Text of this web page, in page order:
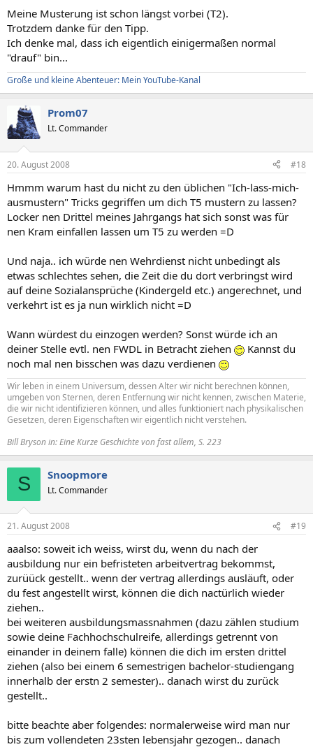
Meine Musterung ist schon längst vorbei (T2).
Trotzdem danke für den Tipp.
Ich denke mal, dass ich eigentlich einigermaßen normal
"drauf" bin...
Große und kleine Abenteuer: Mein YouTube-Kanal
Prom07
Lt. Commander
20. August 2008 #18
Hmmm warum hast du nicht zu den üblichen "Ich-lass-mich-
ausmustern" Tricks gegriffen um dich T5 mustern zu lassen?
Locker nen Drittel meines Jahrgangs hat sich sonst was für
nen Kram einfallen lassen um T5 zu werden =D
Und naja.. ich würde nen Wehrdienst nicht unbedingt als
etwas schlechtes sehen, die Zeit die du dort verbringst wird
auf deine Sozialansprüche (Kindergeld etc.) angerechnet, und
verkehrt ist es ja nun wirklich nicht =D
Wann würdest du einzogen werden? Sonst würde ich an
deiner Stelle evtl. nen FWDL in Betracht ziehen
Kannst du
noch mal nen bisschen was dazu verdienen
Wir leben in einem Universum, dessen Alter wir nicht berechnen können,
umgeben von Sternen, deren Entfernung wir nicht kennen, zwischen Materie,
die wir nicht identifizieren können, und alles funktioniert nach physikalischen
Gesetzen, deren Eigenschaften wir eigentlich nicht verstehen.
Bill Bryson in: Eine Kurze Geschichte von fast allem, S. 223
S Snoopmore
Lt. Commander
21. August 2008 #19
aaalso: soweit ich weiss, wirst du, wenn du nach der
ausbildung nur ein befristeten arbeitvertrag bekommst,
zurüück gestellt.. wenn der vertrag allerdings ausläuft, oder
du fest angestellt wirst, können die dich nactürlich wieder
ziehen..
bei weiteren ausbildungsmassnahmen (dazu zählen studium
sowie deine Fachhochschulreife, allerdings getrennt von
einander in deinem falle) können die dich im ersten drittel
ziehen (also bei einem 6 semestrigen bachelor-studiengang
innerhalb der erstn 2 semester).. danach wirst du zurück
gestellt..
bitte beachte aber folgendes: normalerweise wird man nur
bis zum vollendeten 23sten lebensjahr gezogen.. danach